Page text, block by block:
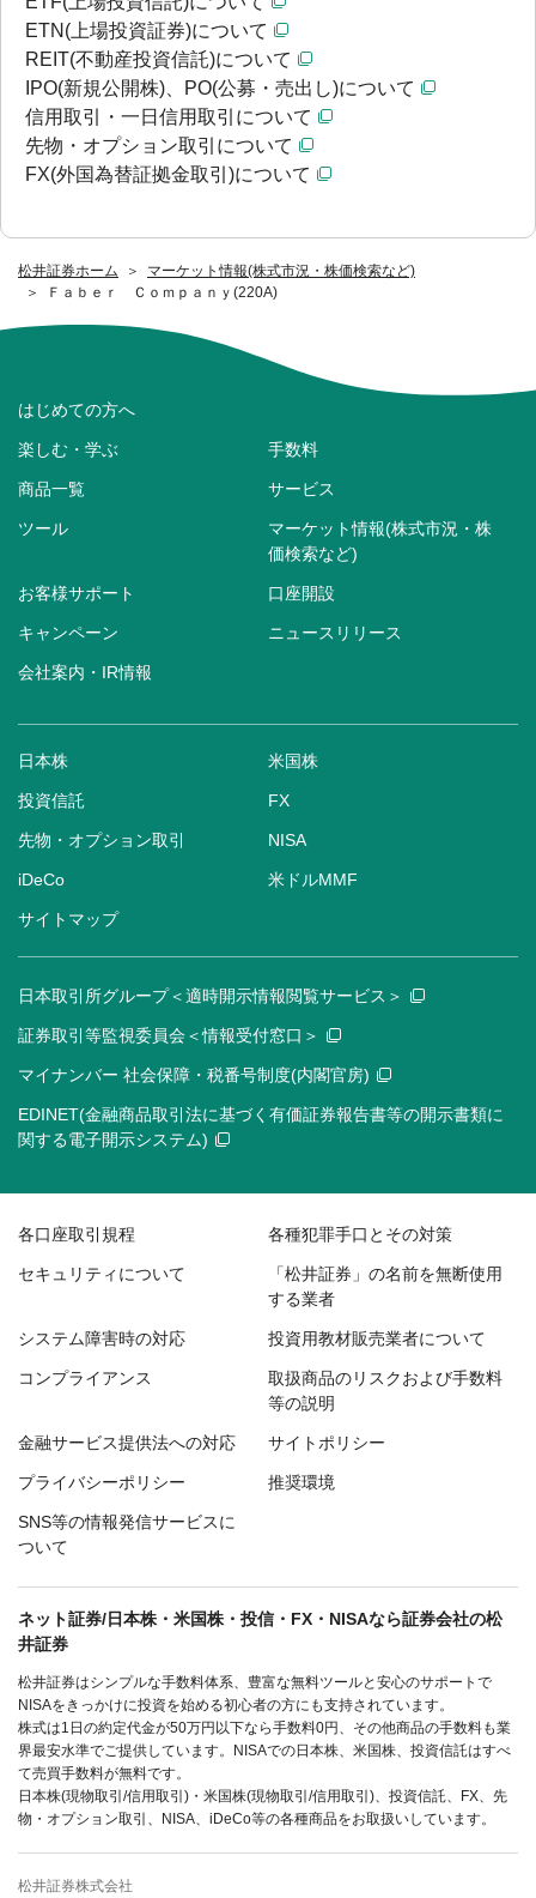
松井証券ホーム
マーケット情報(株式市況・株価検索など)
Ｆａｂｅｒ Ｃｏｍｐａｎｙ(220A)
ETN(上場投資証券)について
REIT(不動産投資信託)について
IPO(新規公開株)、PO(公募・売出し)について
信用取引・一日信用取引について
先物・オプション取引について
FX(外国為替証拠金取引)について
はじめての方へ
楽しむ・学ぶ 手数料
商品一覧 サービス
ツール
マーケット情報(株式市況・株
価検索など)
お客様サポート 口座開設
キャンペーン ニュースリリース
会社案内・IR情報
日本株 米国株
投資信託 FX
先物・オプション取引 NISA
iDeCo 米ドルMMF
サイトマップ
日本取引所グループ＜適時開示情報閲覧サービス＞
証券取引等監視委員会＜情報受付窓口＞
マイナンバー 社会保障・税番号制度(内閣官房)
EDINET(金融商品取引法に基づく有価証券報告書等の開示書類に
関する電子開示システム)
各口座取引規程 各種犯罪手口とその対策
セキュリティについて
「松井証券」の名前を無断使用
する業者
システム障害時の対応 投資用教材販売業者について
コンプライアンス
取扱商品のリスクおよび手数料
等の説明
金融サービス提供法への対応 サイトポリシー
プライバシーポリシー 推奨環境
SNS等の情報発信サービスに
ついて
ネット証券/日本株・米国株・投信・FX・NISAなら証券会社の松
井証券
松井証券はシンプルな手数料体系、豊富な無料ツールと安心のサポートで
NISAをきっかけに投資を始める初心者の方にも支持されています。
株式は1日の約定代金が50万円以下なら手数料0円、その他商品の手数料も業
界最安水準でご提供しています。NISAでの日本株、米国株、投資信託はすべ
て売買手数料が無料です。
日本株(現物取引/信用取引)・米国株(現物取引/信用取引)、投資信託、FX、先
物・オプション取引、NISA、iDeCo等の各種商品をお取扱いしています。
松井証券株式会社